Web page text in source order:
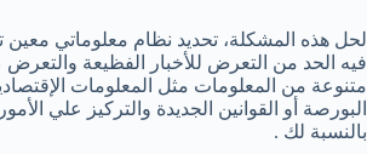
لحل هذه المشكلة، تحديد نظام معلوماتي معين
فيه الحد من التعرض للأخبار الفظيعة
متنوعة من المعلومات مثل المعلومات
البورصة أو القوانين الجديدة والتركيز علي
بالنسبة لك .